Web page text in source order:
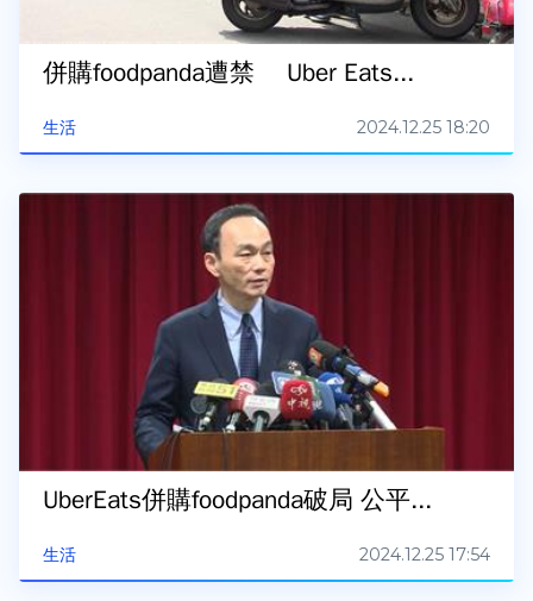
生活
併購foodpanda遭禁 Uber Eats...
2024.12.25 18:20
生活
UberEats併購foodpanda破局 公平...
2024.12.25 17:54